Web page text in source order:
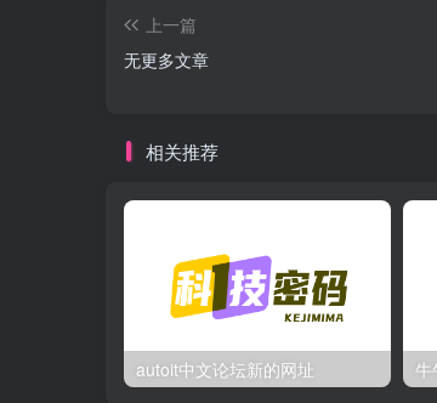
上一篇
无更多文章
相关推荐
autoit中文论坛新的网址